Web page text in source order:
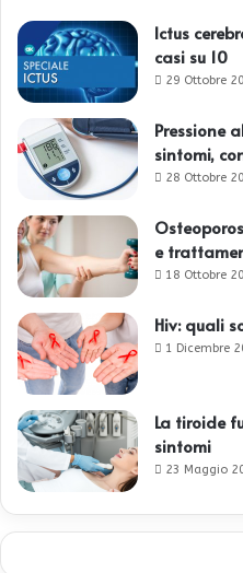
Ictus
casi su 10
29 Ottobre
Pressione
sintomi,
28 Ottobre
e
18 Ottobre
Hiv: quali
1 Dicembre
La tiroide
sintomi
23 Maggio